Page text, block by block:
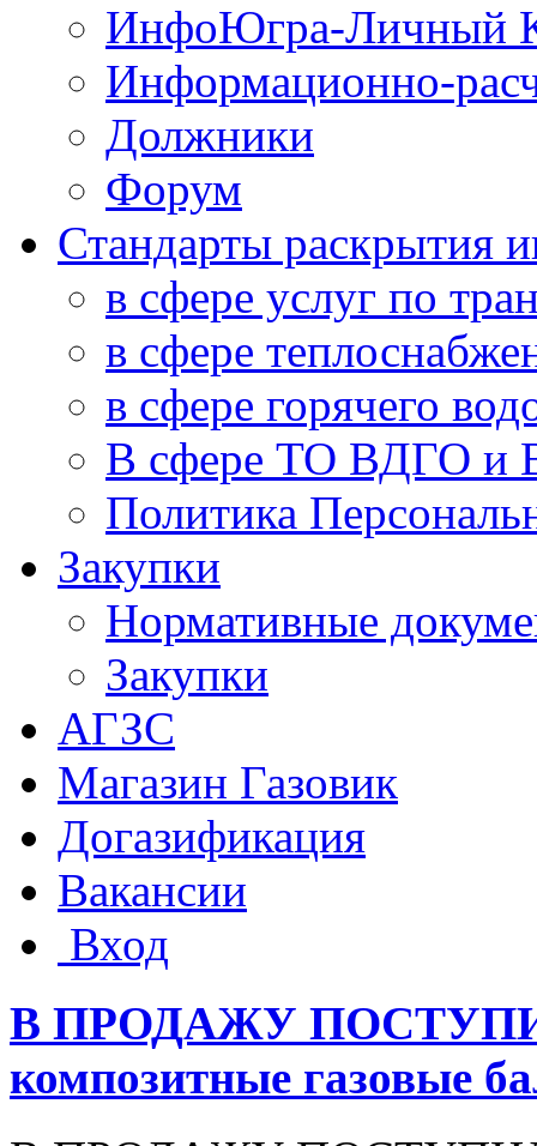
ИнфоЮгра-Личный
Информационно-
Должники
Форум
Стандарты раскрытия
в сфере услуг по
в сфере
в сфере горячего
В сфере ТО ВДГО и
Политика
Закупки
Нормативные
Закупки
АГЗС
Магазин Газовик
Догазификация
Вакансии
Вход
В ПРОДАЖУ
композитные газовые